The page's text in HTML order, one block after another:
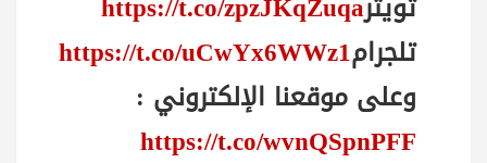
تلجرامhttps://t.co/uCwYx6WWz1
وعلى موقعنا الإلكتروني :
https://t.co/wvnQSpnPFF